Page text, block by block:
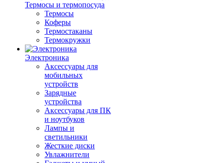
Термосы и термопосуда
Термосы
Коферы
Термостаканы
Термокружки
Электроника
Аксессуары для
мобильных
устройств
Зарядные
устройства
Аксессуары для ПК
и ноутбуков
Лампы и
светильники
Жесткие диски
Увлажнители